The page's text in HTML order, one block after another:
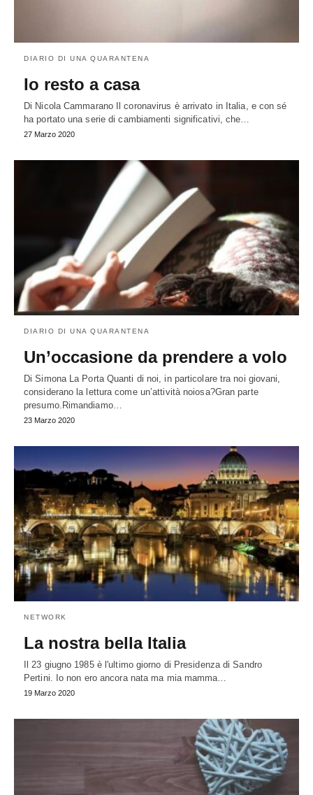
DIARIO DI UNA QUARANTENA
Io resto a casa
Di Nicola Cammarano Il coronavirus è arrivato in Italia, e con sé
ha portato una serie di cambiamenti significativi, che…
27 Marzo 2020
DIARIO DI UNA QUARANTENA
Un’occasione da prendere a volo
Di Simona La Porta Quanti di noi, in particolare tra noi giovani,
considerano la lettura come un’attività noiosa?Gran parte
presumo.Rimandiamo…
23 Marzo 2020
NETWORK
La nostra bella Italia
Il 23 giugno 1985 è l'ultimo giorno di Presidenza di Sandro
Pertini. Io non ero ancora nata ma mia mamma…
19 Marzo 2020